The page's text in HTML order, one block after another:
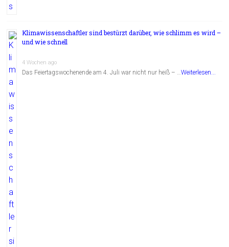
Klimawissenschaftler sind bestürzt darüber, wie schlimm es wird –
und wie schnell
4 Wochen ago
Das Feiertagswochenende am 4. Juli war nicht nur heiß – …Weiterlesen...